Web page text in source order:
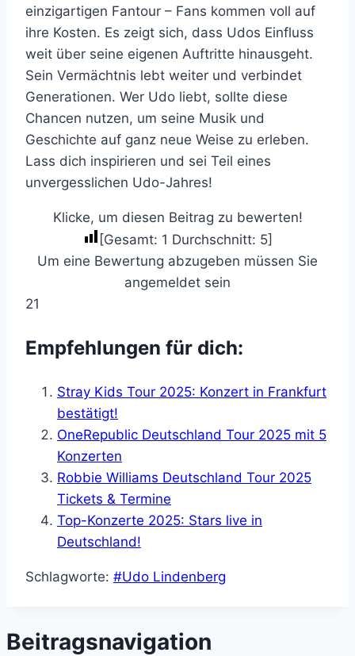
einzigartigen Fantour – Fans kommen voll auf
ihre Kosten. Es zeigt sich, dass Udos Einfluss
weit über seine eigenen Auftritte hinausgeht.
Sein Vermächtnis lebt weiter und verbindet
Generationen. Wer Udo liebt, sollte diese
Chancen nutzen, um seine Musik und
Geschichte auf ganz neue Weise zu erleben.
Lass dich inspirieren und sei Teil eines
unvergesslichen Udo-Jahres!
Klicke, um diesen Beitrag zu bewerten!
[Gesamt: 1 Durchschnitt: 5]
Um eine Bewertung abzugeben müssen Sie
angemeldet sein
21
Empfehlungen für dich:
Stray Kids Tour 2025: Konzert in Frankfurt
bestätigt!
OneRepublic Deutschland Tour 2025 mit 5
Konzerten
Robbie Williams Deutschland Tour 2025
Tickets & Termine
Top-Konzerte 2025: Stars live in
Deutschland!
Schlagworte: #Udo Lindenberg
Beitragsnavigation